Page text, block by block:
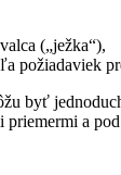
(„ježka“),
požiadaviek
byť
priemermi a